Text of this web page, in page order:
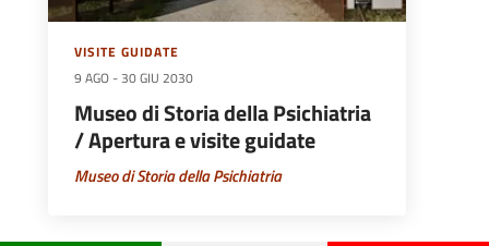
VISITE GUIDATE
9 AGO -30 GIU 2030
Museo di Storia della Psichiatria
/ Apertura e visite guidate
Museo di Storia della Psichiatria